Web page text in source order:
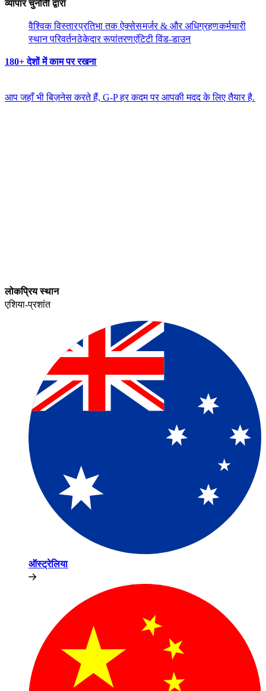
व्यापार चुनौती द्वारा​​
वैश्विक विस्तार​​प्रतिभा तक ऐक्सेस​​मर्जर & और अधिग्रहण​​कर्मचारी
स्थान परिवर्तन​​ठेकेदार रूपांतरण​​एंटिटी विंड-डाउन​​
180+ देशों में काम पर रखना​​
आप जहाँ भी बिज़नेस करते हैं, G-P हर कदम पर आपकी मदद के लिए तैयार है.​​
लोकप्रिय स्थान​​
एशिया-प्रशांत​​
ऑस्ट्रेलिया​​